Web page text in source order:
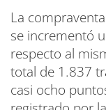
La
se incrementó
respecto al
total de 1.837
casi ocho